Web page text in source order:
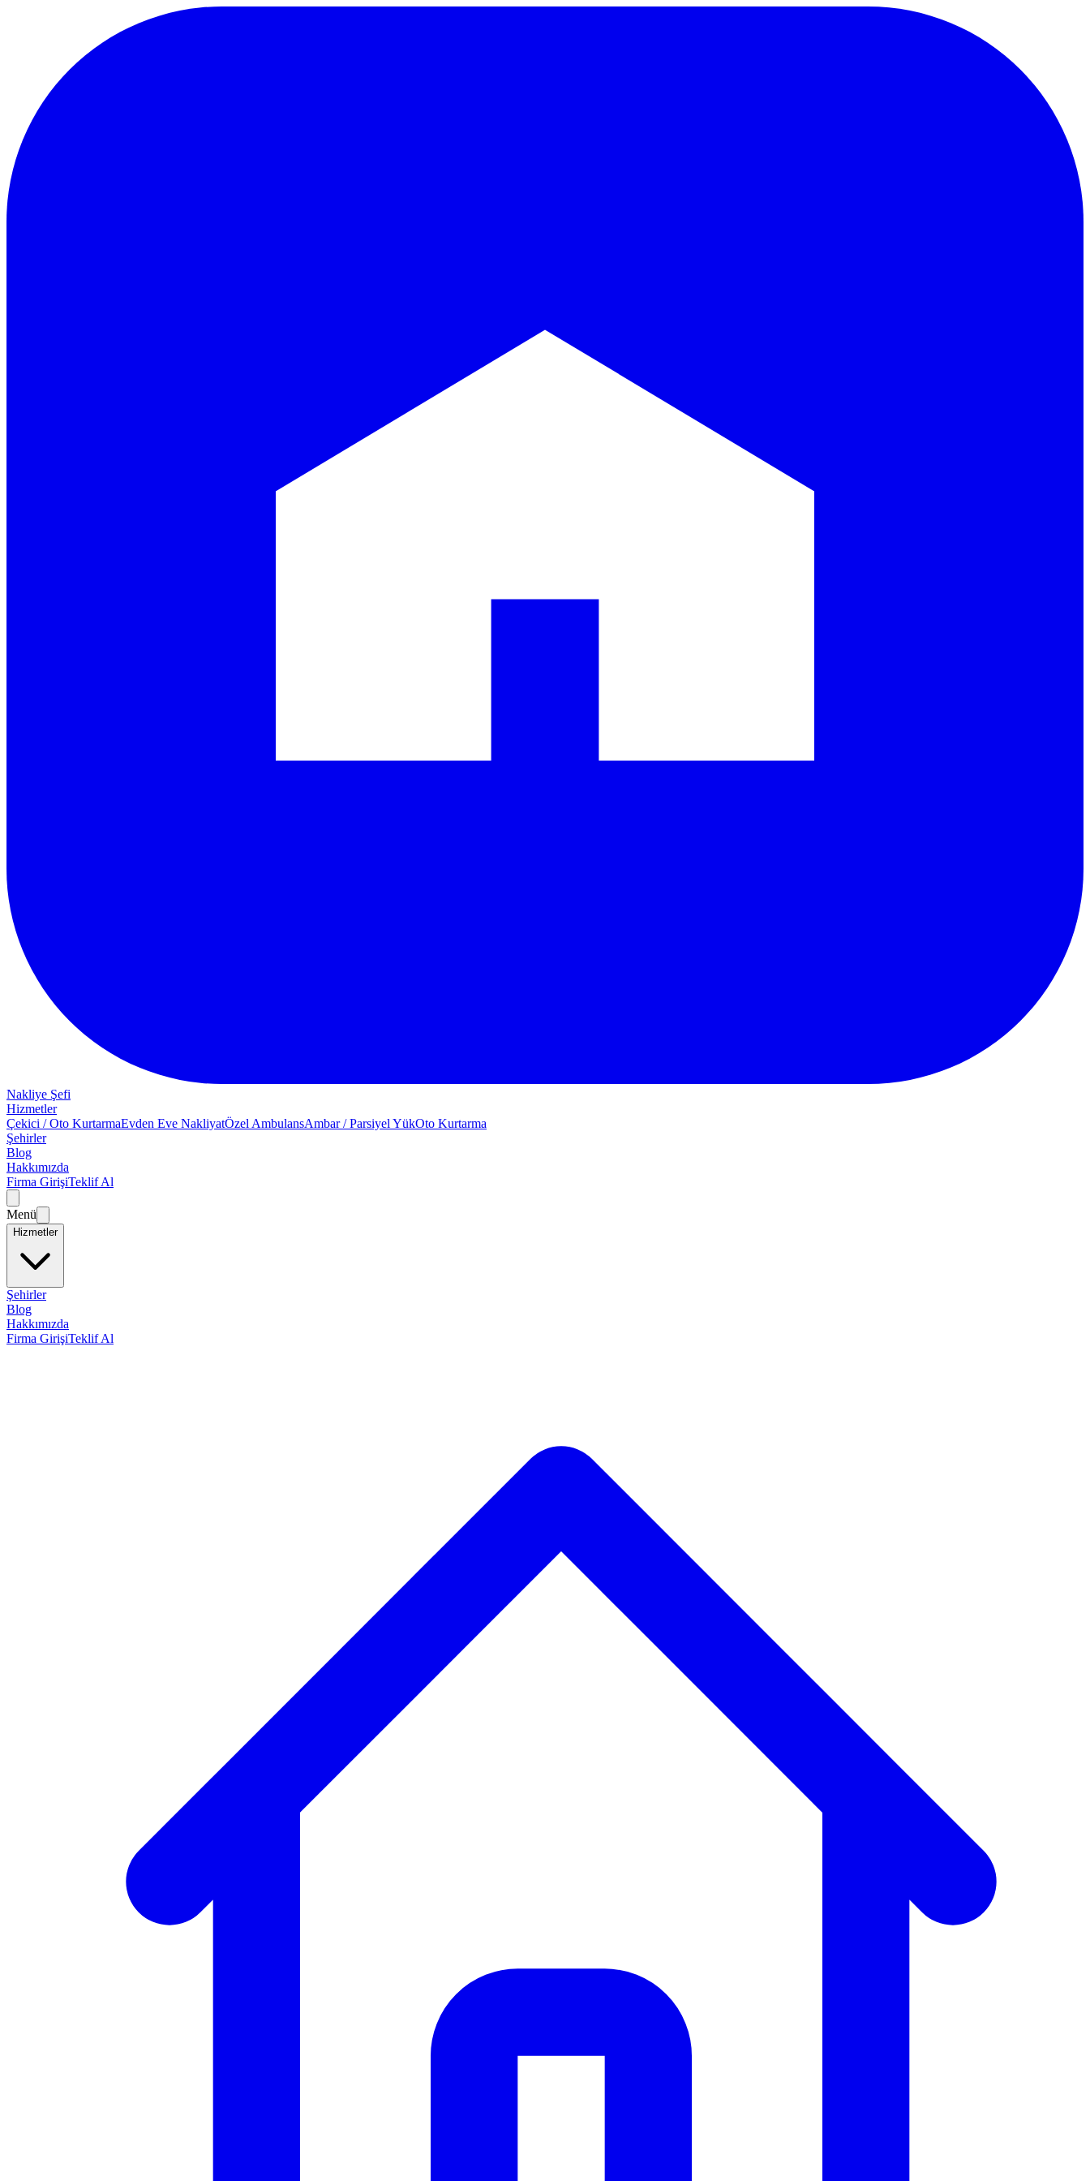
Nakliye Şefi
Hizmetler
Çekici / Oto KurtarmaEvden Eve NakliyatÖzel AmbulansAmbar / Parsiyel YükOto Kurtarma
Şehirler
Blog
Hakkımızda
Firma GirişiTeklif Al
Menü
Hizmetler
Şehirler
Blog
Hakkımızda
Firma GirişiTeklif Al